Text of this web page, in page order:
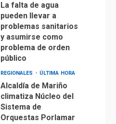
La falta de agua
pueden llevar a
problemas sanitarios
y asumirse como
problema de orden
público
REGIONALES ÚLTIMA HORA
Alcaldía de Mariño
climatiza Núcleo del
Sistema de
Orquestas Porlamar